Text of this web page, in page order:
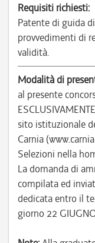
Requisiti richiesti:
Patente di guida
provvedimenti di
validità.
Modalità di
al presente
sito istituzionale
Carnia
Selezioni nella
La domanda di
compilata ed
dedicata entro il
giorno 22